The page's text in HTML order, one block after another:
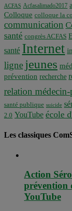
ACFAS Acfasalimado2017
Colloque colloque la
communication
santé congrès ACFAS
santé Internet
ligne jeunes
prévention recherche
relation
santé publique suicide
2.0 YouTube école
Les classiques
Action
prévention
YouTube